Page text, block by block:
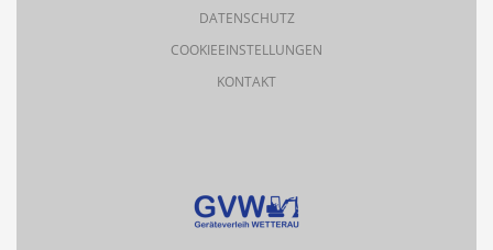
DATENSCHUTZ
COOKIEEINSTELLUNGEN
KONTAKT